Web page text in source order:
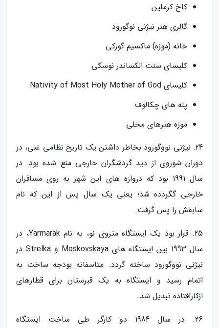
کاخ کرملین
گالری هنر نیژنی نوگورود
خانه (موزه) ماکسیم گورکی
کلیسای سنت الکساندر نوسکی
کلیسای Nativity of Most Holy Mother of God
پله های چکالوف
موزه هنرهای محلی
24. نیژنی نووگورود بخاطر داشتن یک تاریخ نظامی غنی، در
دوران شوروی از دید گردشگران خارجی منع شده بود. در
سال 1991 بود که دروازه های این شهر به روی مسافران
خارجی گگردده شد؛ یعنی یک سال پس از این که نام
سابقش را پس گرفت.
25. قرار بود یک ایستگاه متروی نو، به نام Yarmarak، در
سال 1993 بین ایستگاه های Moskovskaya و Strelka در
نیژنی نووگورود ساخته گردد. متاسفانه بودجه ساخت به
اتمام رسید و ایستگاه به یک قبرستان برای قطارهای
ازکارافتاده تبدیل شد.
26. در سال 1984 دو کارگر طی ساخت ایستگاه